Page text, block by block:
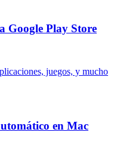
Google Play Store
juegos, y mucho
en Mac